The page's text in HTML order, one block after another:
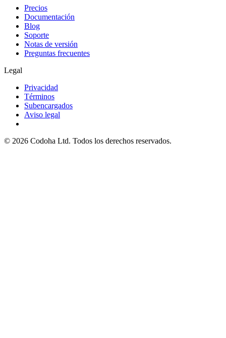
Precios
Documentación
Blog
Soporte
Notas de versión
Preguntas frecuentes
Legal
Privacidad
Términos
Subencargados
Aviso legal
© 2026 Codoha Ltd. Todos los derechos reservados.